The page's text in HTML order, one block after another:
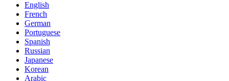
English
French
German
Portuguese
Spanish
Russian
Japanese
Korean
Arabic